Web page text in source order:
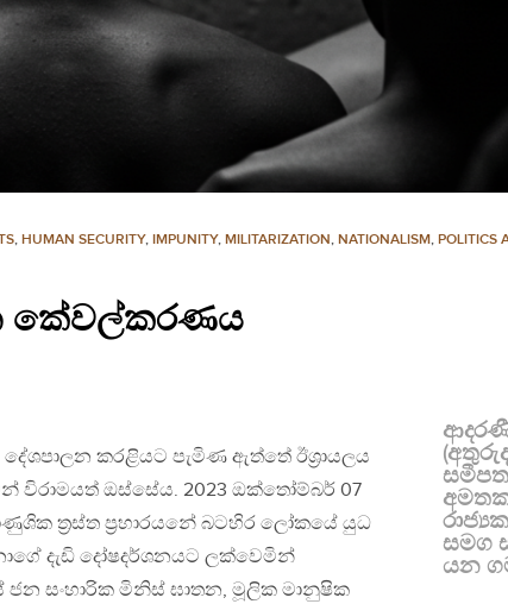
, HUMAN SECURITY, IMPUNITY, MILITARIZATION, NATIONALISM, POLITICS
කේවල්කරණය
කරළියට පැමිණ ඇත්තේ ඊශ්‍රායලය
විරාමයත් ඔස්සේය. 2023 ඔක්තෝම්බර් 07
ත්‍රස්ත ප්‍රහාරයනේ බටහිර ලෝකයේ යුධ
දැඩි දෝෂදර්ශනයට ලක්වෙමින්
ජන සංහාරික මිනිස් ඝාතන, මූලික මානුෂික
සමග
යන